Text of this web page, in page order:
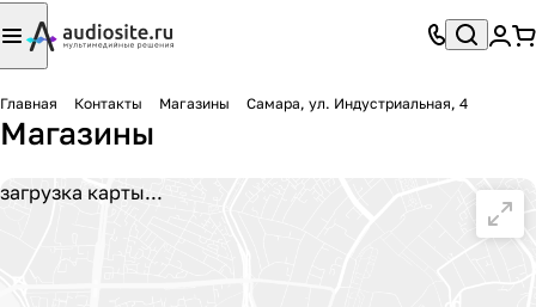
Главная Контакты Магазины Самара, ул. Индустриальная, 4
Магазины
загрузка карты...